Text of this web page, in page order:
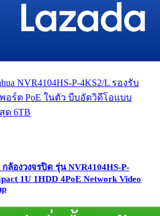
ล้องวงจรปิด รุ่น NVR4104HS-P-
1U 1HDD 4PoE Network Video